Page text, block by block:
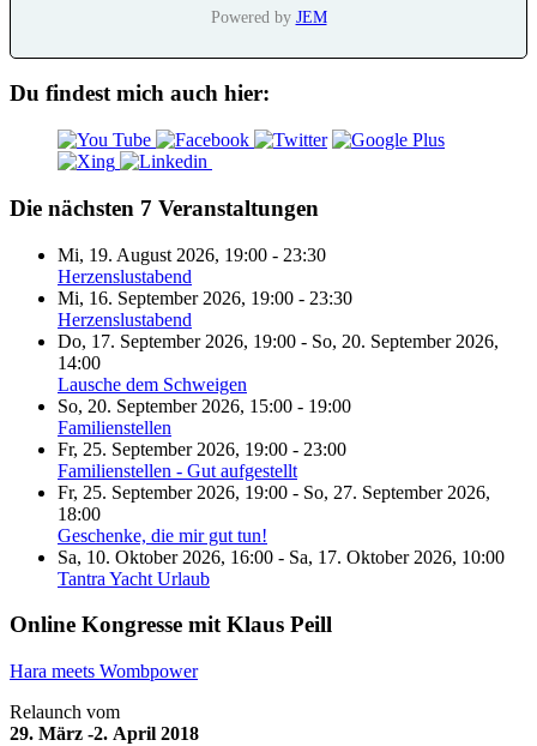
Powered by JEM
Du findest mich auch hier:
Die nächsten 7 Veranstaltungen
Mi, 19. August 2026, 19:00 - 23:30
Herzenslustabend
Mi, 16. September 2026, 19:00 - 23:30
Herzenslustabend
Do, 17. September 2026, 19:00 - So, 20. September 2026,
14:00
Lausche dem Schweigen
So, 20. September 2026, 15:00 - 19:00
Familienstellen
Fr, 25. September 2026, 19:00 - 23:00
Familienstellen - Gut aufgestellt
Fr, 25. September 2026, 19:00 - So, 27. September 2026,
18:00
Geschenke, die mir gut tun!
Sa, 10. Oktober 2026, 16:00 - Sa, 17. Oktober 2026, 10:00
Tantra Yacht Urlaub
Online Kongresse mit Klaus Peill
Hara meets Wombpower
Relaunch vom
29. März -2. April 2018